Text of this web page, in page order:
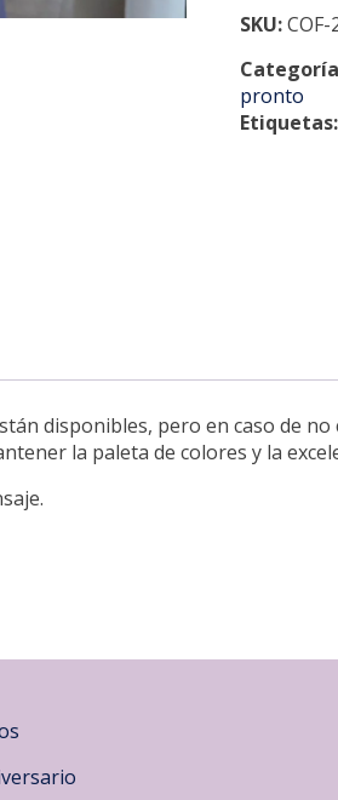
SKU:COF-
pronto
disponibles, pero en caso de
la paleta de colores y la